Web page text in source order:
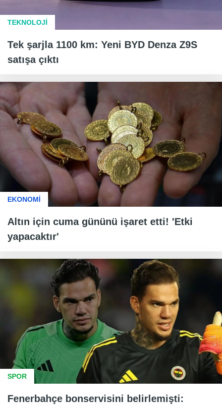
TEKNOLOJİ
Tek şarjla 1100 km: Yeni BYD Denza Z9S
satışa çıktı
EKONOMİ
Altın için cuma gününü işaret etti! 'Etki
yapacaktır'
SPOR
Fenerbahçe bonservisini belirlemişti: